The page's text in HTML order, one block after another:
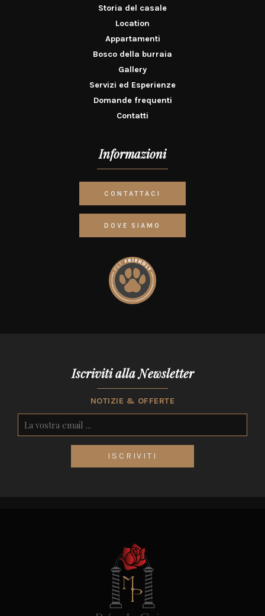
Storia del casale
Location
Appartamenti
Bosco della burraia
Gallery
Servizi ed Esperienze
Domande frequenti
Contatti
Informazioni
CONTATTACI
DOVE SIAMO
Iscriviti alla Newsletter
NOTIZIE & OFFERTE
ISCRIVITI